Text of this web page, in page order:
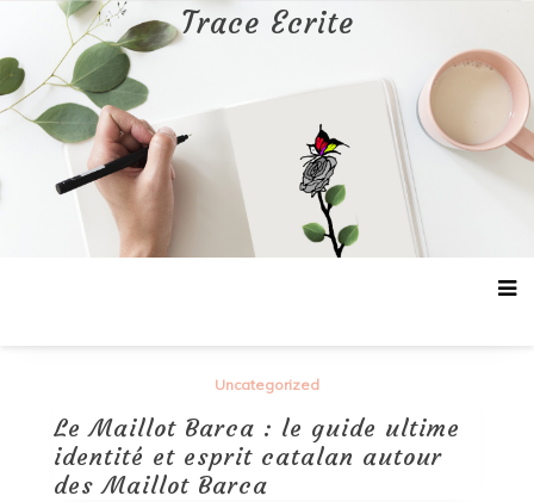
contenu
Trace Ecrite
Uncategorized
Le Maillot Barca : le guide ultime
identité et esprit catalan autour
des Maillot Barca